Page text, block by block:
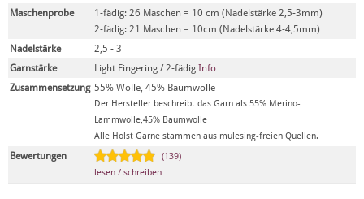
Maschenprobe
1-fädig: 26 Maschen = 10 cm (Nadelstärke 2,5-3mm)
2-fädig: 21 Maschen = 10cm (Nadelstärke 4-4,5mm)
Nadelstärke
2,5 - 3
Garnstärke
Light Fingering / 2-fädig Info
Zusammensetzung 55% Wolle, 45% Baumwolle
Der Hersteller beschreibt das Garn als 55% Merino-
Lammwolle,45% Baumwolle
Alle Holst Garne stammen aus mulesing-freien Quellen.
Bewertungen
(139)
lesen / schreiben